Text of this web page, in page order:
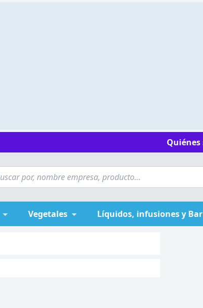
Quiénes
Vegetales Líquidos, infusiones y Bar